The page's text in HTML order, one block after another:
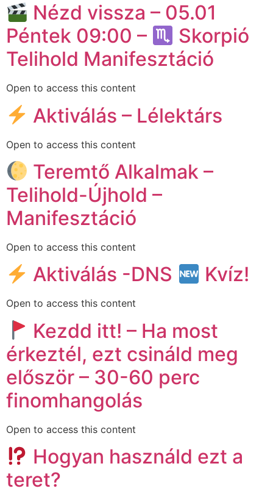
Nézd vissza – 05.01
Péntek 09:00 –
Skorpió
Telihold Manifesztáció
Open to access this content
Aktiválás – Lélektárs
Open to access this content
Teremtő Alkalmak –
Telihold-Újhold –
Manifesztáció
Open to access this content
Aktiválás -DNS Kvíz!
Open to access this content
Kezdd itt! – Ha most
érkeztél, ezt csináld meg
először – 30-60 perc
finomhangolás
Open to access this content
Hogyan használd ezt a
teret?